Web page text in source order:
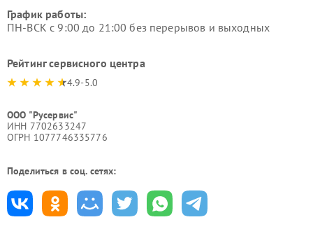
График работы:
ПН-ВСК с 9:00 до 21:00 без перерывов и выходных
Рейтинг сервисного центра
4.9-5.0
ООО "Русервис"
ИНН 7702633247
ОГРН 1077746335776
Поделиться в соц. сетях: